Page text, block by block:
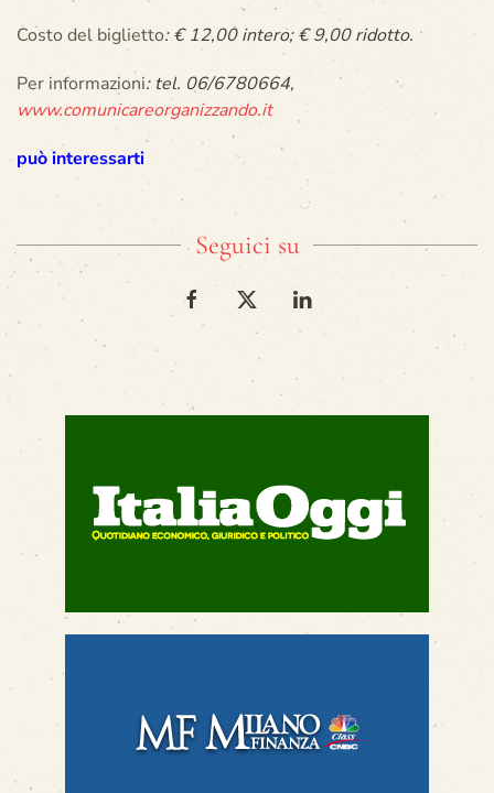
Costo del biglietto: € 12,00 intero; € 9,00 ridotto.
Per informazioni: tel. 06/6780664,
www.comunicareorganizzando.it
può interessarti
Seguici su